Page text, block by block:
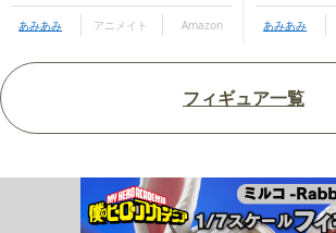
あみあみ アニメイト Amazon あみあみ
フィギュア一覧